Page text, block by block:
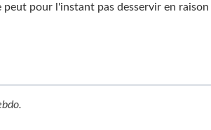
peut pour l'instant pas desservir en raison
.